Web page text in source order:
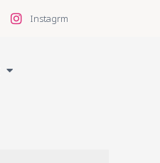
Instagrm